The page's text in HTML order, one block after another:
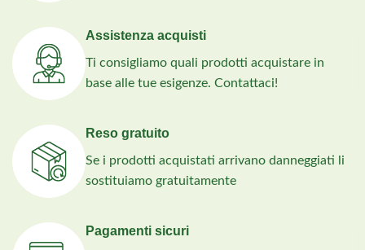
Assistenza acquisti
Ti consigliamo quali prodotti acquistare in
base alle tue esigenze. Contattaci!
Reso gratuito
Se i prodotti acquistati arrivano danneggiati li
sostituiamo gratuitamente
Pagamenti sicuri